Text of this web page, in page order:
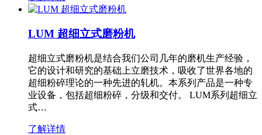
LUM 超细立式磨粉机
超细立式磨粉机是结合我们公司几年的磨机生产经验，
它的设计和研究的基础上立磨技术，吸收了世界各地的
超细粉碎理论的一种先进的轧机。本系列产品是一种专
业设备，包括超细粉碎，分级和交付。 LUM系列超细立
式…
了解详情